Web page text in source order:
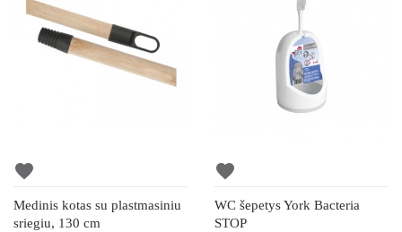
favorite
Medinis kotas su plastmasiniu
sriegiu, 130 cm
favorite
WC šepetys York Bacteria
STOP